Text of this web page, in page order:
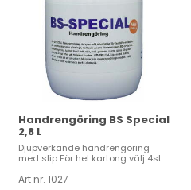
Handrengöring BS Special
2,8 L
Djupverkande handrengöring
med slip För hel kartong välj 4st
Art nr. 1027